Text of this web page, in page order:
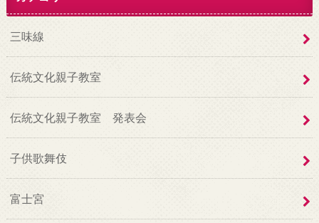
三味線
伝統文化親子教室
伝統文化親子教室 発表会
子供歌舞伎
富士宮